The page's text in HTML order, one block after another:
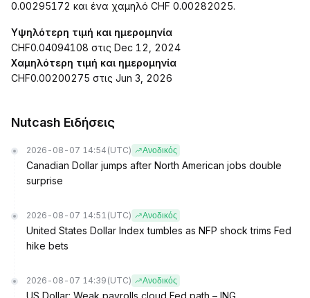
0.00295172 και ένα χαμηλό CHF 0.00282025.
Υψηλότερη τιμή και ημερομηνία
CHF0.04094108 στις Dec 12, 2024
Χαμηλότερη τιμή και ημερομηνία
CHF0.00200275 στις Jun 3, 2026
Nutcash Ειδήσεις
2026-08-07 14:54 (UTC) Ανοδικός
Canadian Dollar jumps after North American jobs double
surprise
2026-08-07 14:51 (UTC) Ανοδικός
United States Dollar Index tumbles as NFP shock trims Fed
hike bets
2026-08-07 14:39 (UTC) Ανοδικός
US Dollar: Weak payrolls cloud Fed path – ING